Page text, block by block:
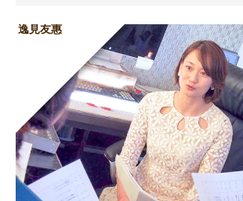
逸見友惠